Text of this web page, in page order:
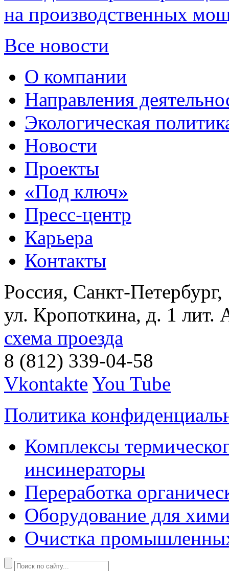
на производственных
Все новости
О компании
Направления
Экологическая
Новости
Проекты
«Под ключ»
Пресс-центр
Карьера
Контакты
Россия, Санкт-Петербург,
ул. Кропоткина, д. 1 лит.
схема проезда
8 (812) 339-04-58
Vkontakte You Tube
Политика
Комплексы
инсинераторы
Переработка
Оборудование для
Очистка